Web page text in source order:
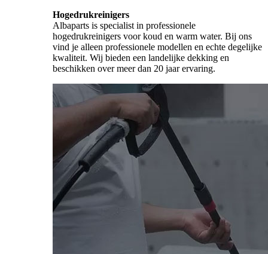
Hogedrukreinigers
Albaparts is specialist in professionele
hogedrukreinigers voor koud en warm water. Bij ons
vind je alleen professionele modellen en echte degelijke
kwaliteit. Wij bieden een landelijke dekking en
beschikken over meer dan 20 jaar ervaring.